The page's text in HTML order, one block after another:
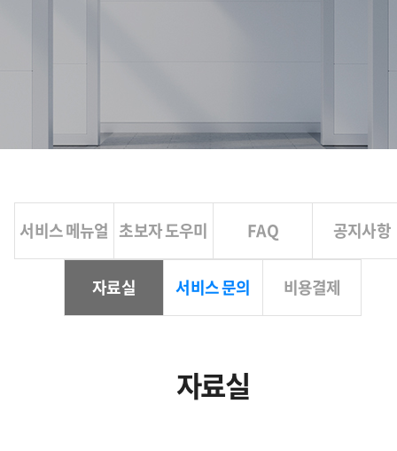
서비스 메뉴얼 초보자 도우미 FAQ 공지사항
자료실 서비스 문의 비용결제
자료실